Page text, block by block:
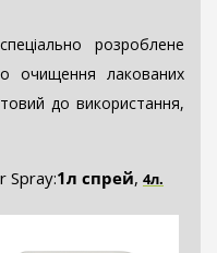
розроблене
очищення лакованих
до використання,
Spray:1л спрей, 4л.